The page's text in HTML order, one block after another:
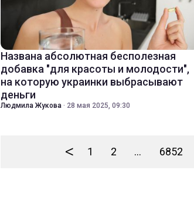
Названа абсолютная бесполезная
добавка "для красоты и молодости",
на которую украинки выбрасывают
деньги
Людмила Жукова · 28 мая 2025, 09:30
< 1 2 ... 6852